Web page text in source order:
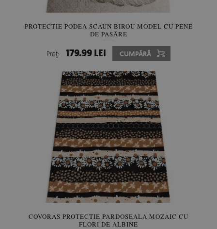
PROTECTIE PODEA SCAUN BIROU MODEL CU PENE
DE PASĂRE
Preţ: 179.99 LEI CUMPĂRĂ
COVORAS PROTECTIE PARDOSEALA MOZAIC CU
FLORI DE ALBINE